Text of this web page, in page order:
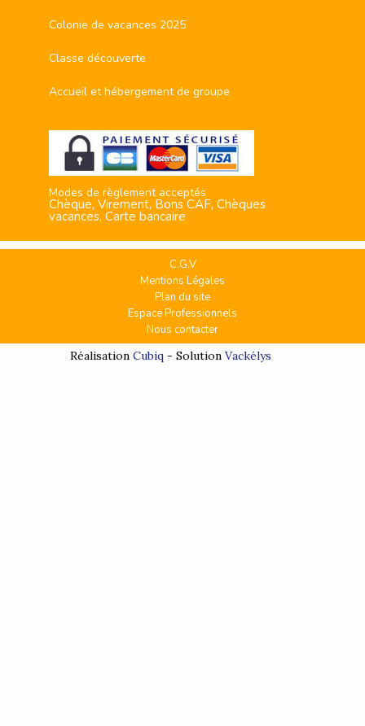
Colonie de vacances 2025
Classe découverte
Accueil et hébergement de groupe
Modes de règlement acceptés
Chèque, Virement, Bons CAF, Chèques
vacances, Carte bancaire
C.G.V
Mentions Légales
Plan du site
Espace Professionnels
Nous contacter
Réalisation Cubiq- Solution Vackélys